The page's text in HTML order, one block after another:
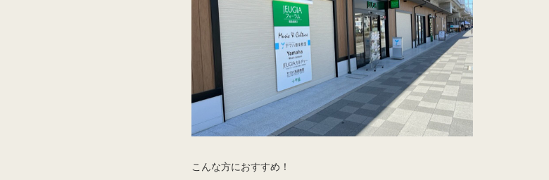
こんな方におすすめ！